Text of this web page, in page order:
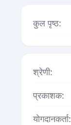
कुल पृष्ठ:
श्रेणी:
प्रकाशक:
योगदानकर्ता: